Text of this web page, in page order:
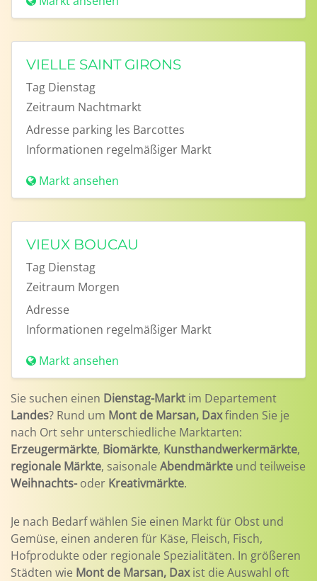
VIELLE SAINT GIRONS
Tag Dienstag
Zeitraum Nachtmarkt
Adresse parking les Barcottes
Informationen regelmäßiger Markt
Markt ansehen
VIEUX BOUCAU
Tag Dienstag
Zeitraum Morgen
Adresse
Informationen regelmäßiger Markt
Markt ansehen
Sie suchen einen Dienstag-Markt im Departement
Landes? Rund um Mont de Marsan, Daxfinden Sie je
nach Ort sehr unterschiedliche Marktarten:
Erzeugermärkte, Biomärkte, Kunsthandwerkermärkte,
regionale Märkte, saisonale Abendmärkte und teilweise
Weihnachts-oder Kreativmärkte.
Je nach Bedarf wählen Sie einen Markt für Obst und
Gemüse, einen anderen für Käse, Fleisch, Fisch,
Hofprodukte oder regionale Spezialitäten. In größeren
Städten wie Mont de Marsan, Daxist die Auswahl oft